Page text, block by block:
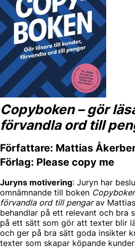
Copyboken – gör
förvandla ord till
Författare: Mattias
Förlag: Please copy me
Juryns motivering: Juryn har
omnämnande till boken
förvandla ord till pengarav
behandlar på ett relevant och bra
på ett sätt som gör att texter blir
och ger på bra sätt goda insikter
texter som skapar köpande